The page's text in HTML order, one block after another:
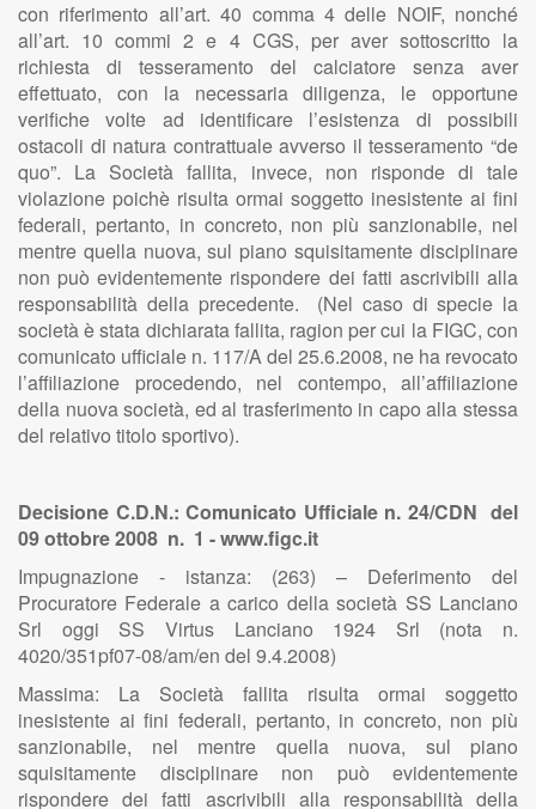
con riferimento all’art. 40 comma 4 delle NOIF, nonché
all’art. 10 commi 2 e 4 CGS, per aver sottoscritto la
richiesta di tesseramento del calciatore senza aver
effettuato, con la necessaria diligenza, le opportune
verifiche volte ad identificare l’esistenza di possibili
ostacoli di natura contrattuale avverso il tesseramento “de
quo”. La Società fallita, invece, non risponde di tale
violazione poichè risulta ormai soggetto inesistente ai fini
federali, pertanto, in concreto, non più sanzionabile, nel
mentre quella nuova, sul piano squisitamente disciplinare
non può evidentemente rispondere dei fatti ascrivibili alla
responsabilità della precedente. (Nel caso di specie la
società è stata dichiarata fallita, ragion per cui la FIGC, con
comunicato ufficiale n. 117/A del 25.6.2008, ne ha revocato
l’affiliazione procedendo, nel contempo, all’affiliazione
della nuova società, ed al trasferimento in capo alla stessa
del relativo titolo sportivo).
Decisione C.D.N.: Comunicato Ufficiale n. 24/CDN del
09 ottobre 2008 n. 1 - www.figc.it
Impugnazione - istanza: (263) – Deferimento del
Procuratore Federale a carico della società SS Lanciano
Srl oggi SS Virtus Lanciano 1924 Srl (nota n.
4020/351pf07-08/am/en del 9.4.2008)
Massima: La Società fallita risulta ormai soggetto
inesistente ai fini federali, pertanto, in concreto, non più
sanzionabile, nel mentre quella nuova, sul piano
squisitamente disciplinare non può evidentemente
rispondere dei fatti ascrivibili alla responsabilità della